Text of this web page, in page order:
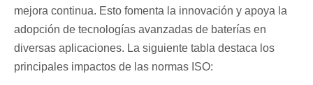
mejora continua. Esto fomenta la innovación y apoya la
adopción de tecnologías avanzadas de baterías en
diversas aplicaciones. La siguiente tabla destaca los
principales impactos de las normas ISO: